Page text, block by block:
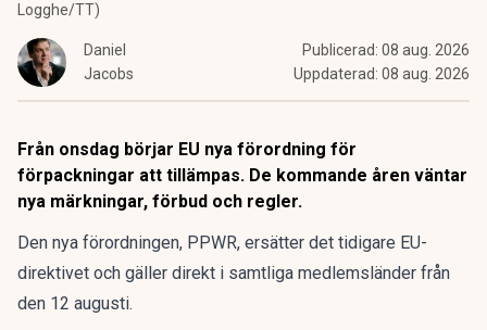
Logghe/TT)
Daniel
Jacobs
Publicerad: 08 aug. 2026
Uppdaterad: 08 aug. 2026
Från onsdag börjar EU nya förordning för
förpackningar att tillämpas. De kommande åren väntar
nya märkningar, förbud och regler.
Den nya förordningen, PPWR, ersätter det tidigare EU-
direktivet och gäller direkt i samtliga medlemsländer från
den 12 augusti.